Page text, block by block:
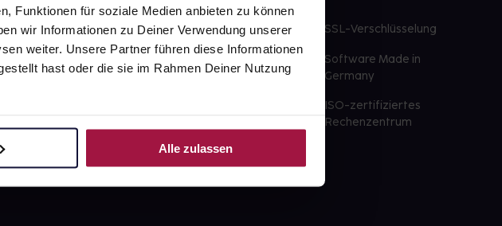
Funktionen für soziale Medien anbieten zu können
wir Informationen zu Deiner Verwendung unserer
weiter. Unsere Partner führen diese Informationen
hast oder die sie im Rahmen Deiner Nutzung
Alle zulassen
Ausgewählte Wunschprodukte
sofort abholbereit
Lieferung für sofort verfügbare
Große Auswahl an Apotheken
SSL-Verschlüsselung
Software Made in
Germany
ISO-zertifiziertes
Rechenzentrum